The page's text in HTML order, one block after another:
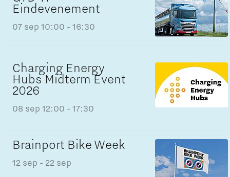
Eindevenement
07 sep 10:00 - 16:30
Charging Energy
Hubs Midterm Event
2026
08 sep 12:00 - 17:30
Brainport Bike Week
12 sep - 22 sep